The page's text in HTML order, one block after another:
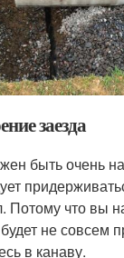
заезда
быть очень
Потому что вы
не совсем
в канаву.